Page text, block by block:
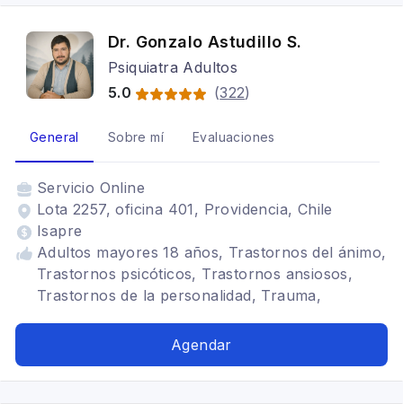
Dr. Gonzalo Astudillo S.
Psiquiatra Adultos
5.0
(322)
General Sobre mí Evaluaciones
Servicio Online
Lota 2257, oficina 401, Providencia, Chile
Isapre
Adultos mayores 18 años, Trastornos del ánimo,
Trastornos psicóticos, Trastornos ansiosos,
Trastornos de la personalidad, Trauma,
Agendar